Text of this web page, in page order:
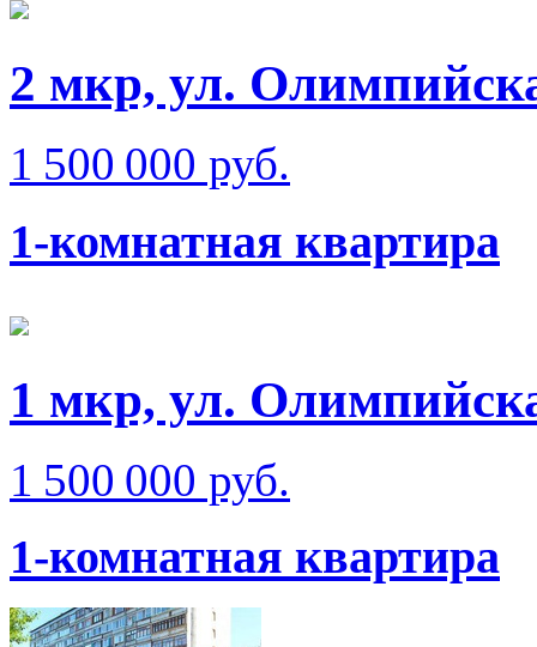
2 мкр, ул.
1 500 000 руб.
1-комнатная квартира
1 мкр, ул.
1 500 000 руб.
1-комнатная квартира